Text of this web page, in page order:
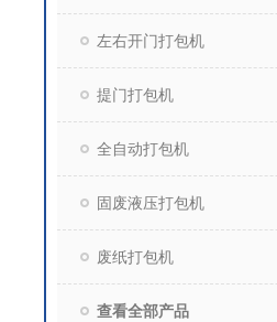
左右开门打包机
提门打包机
全自动打包机
固废液压打包机
废纸打包机
查看全部产品